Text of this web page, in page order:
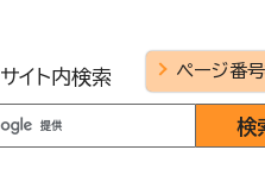
サイト内検索 ページ番